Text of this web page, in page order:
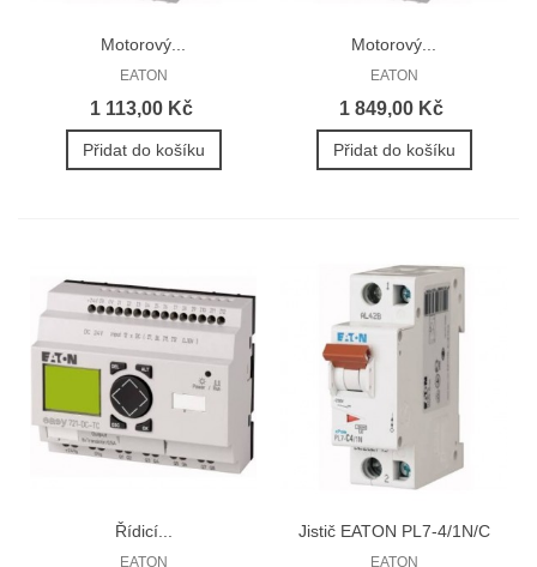
Motorový...
EATON
1 113,00 Kč
Přidat do košíku
Motorový...
EATON
1 849,00 Kč
Přidat do košíku
Řídicí...
EATON
Jistič EATON PL7-4/1N/C
4A...
EATON